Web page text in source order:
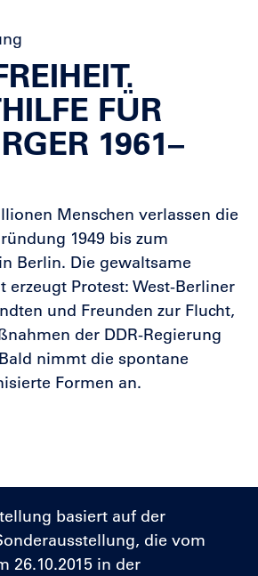
FÜR
1961–
Menschen verlassen die
1949 bis zum
Berlin. Die gewaltsame
erzeugt Protest: West-Berliner
und Freunden zur Flucht,
der DDR-Regierung
nimmt die spontane
Formen an.
basiert auf der
die vom
26.10.2015 in der